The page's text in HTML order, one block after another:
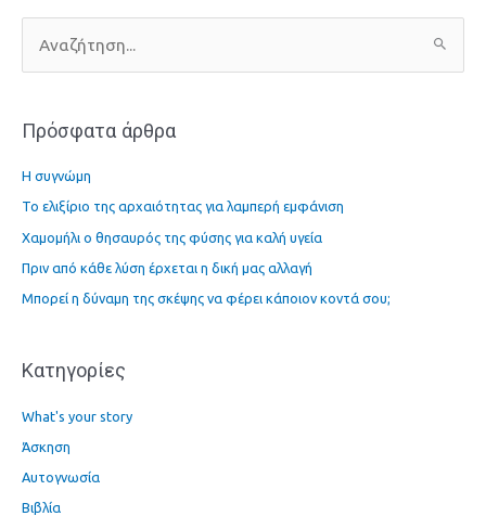
ν
ζ
τ
η
σ
η
γ
:
Πρόσφατα άρθρα
Η συγνώμη
Το ελιξίριο της αρχαιότητας για λαμπερή εμφάνιση
Χαμομήλι ο θησαυρός της φύσης για καλή υγεία
Πριν από κάθε λύση έρχεται η δική μας αλλαγή
Μπορεί η δύναμη της σκέψης να φέρει κάποιον κοντά σου;
Kατηγορίες
What's your story
Άσκηση
Αυτογνωσία
Βιβλία